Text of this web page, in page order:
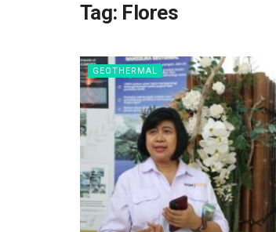
Tag: Flores
GEOTHERMAL